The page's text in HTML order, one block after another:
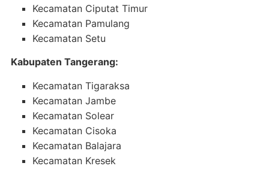
Kecamatan Ciputat Timur
Kecamatan Pamulang
Kecamatan Setu
Kabupaten Tangerang:
Kecamatan Tigaraksa
Kecamatan Jambe
Kecamatan Solear
Kecamatan Cisoka
Kecamatan Balajara
Kecamatan Kresek